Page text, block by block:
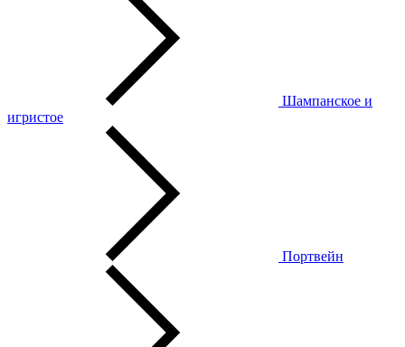
Шампанское и
игристое
Портвейн